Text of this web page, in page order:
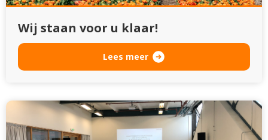
Wij staan voor u klaar!
Lees meer